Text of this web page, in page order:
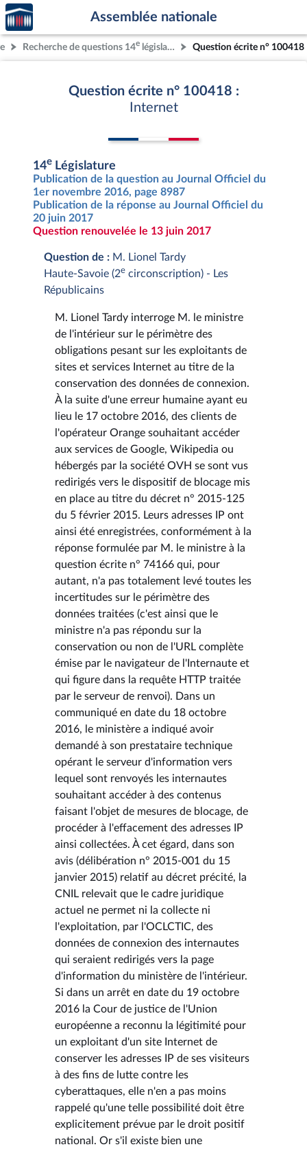
Aller au contenu
Aller en bas de la page
Accèder
à la
page
d'accueil
Assemblée nationale
Recherche de questions 14e législature Question écrite n° 100418
Question écrite n° 100418 :
Internet
14e Législature
Publication de la question au Journal Officiel du
1er novembre 2016, page 8987
Publication de la réponse au Journal Officiel du
20 juin 2017
Question renouvelée le 13 juin 2017
Question de : M. Lionel Tardy
Haute-Savoie (2e circonscription) - Les
Républicains
M. Lionel Tardy interroge M. le ministre
de l'intérieur sur le périmètre des
obligations pesant sur les exploitants de
sites et services Internet au titre de la
conservation des données de connexion.
À la suite d'une erreur humaine ayant eu
lieu le 17 octobre 2016, des clients de
l'opérateur Orange souhaitant accéder
aux services de Google, Wikipedia ou
hébergés par la société OVH se sont vus
redirigés vers le dispositif de blocage mis
en place au titre du décret n° 2015-125
du 5 février 2015. Leurs adresses IP ont
ainsi été enregistrées, conformément à la
réponse formulée par M. le ministre à la
question écrite n° 74166 qui, pour
autant, n'a pas totalement levé toutes les
incertitudes sur le périmètre des
données traitées (c'est ainsi que le
ministre n'a pas répondu sur la
conservation ou non de l'URL complète
émise par le navigateur de l'Internaute et
qui figure dans la requête HTTP traitée
par le serveur de renvoi). Dans un
communiqué en date du 18 octobre
2016, le ministère a indiqué avoir
demandé à son prestataire technique
opérant le serveur d'information vers
lequel sont renvoyés les internautes
souhaitant accéder à des contenus
faisant l'objet de mesures de blocage, de
procéder à l'effacement des adresses IP
ainsi collectées. À cet égard, dans son
avis (délibération n° 2015-001 du 15
janvier 2015) relatif au décret précité, la
CNIL relevait que le cadre juridique
actuel ne permet ni la collecte ni
l'exploitation, par l'OCLCTIC, des
données de connexion des internautes
qui seraient redirigés vers la page
d'information du ministère de l'intérieur.
Si dans un arrêt en date du 19 octobre
2016 la Cour de justice de l'Union
européenne a reconnu la légitimité pour
un exploitant d'un site Internet de
conserver les adresses IP de ses visiteurs
à des fins de lutte contre les
cyberattaques, elle n'en a pas moins
rappelé qu'une telle possibilité doit être
explicitement prévue par le droit positif
national. Or s'il existe bien une